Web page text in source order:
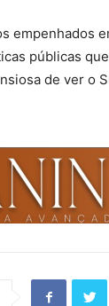
empenhados
públicas
de ver o